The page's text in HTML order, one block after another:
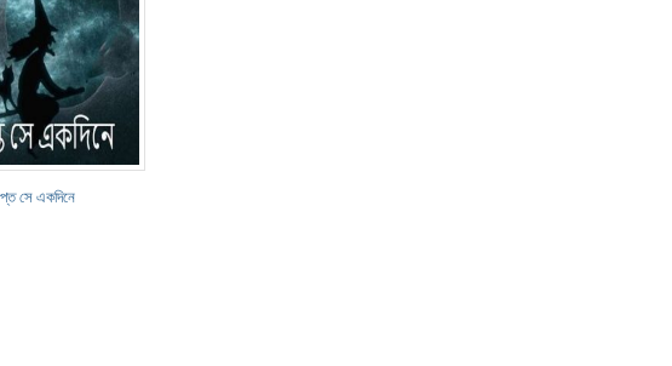
সে একদিনে